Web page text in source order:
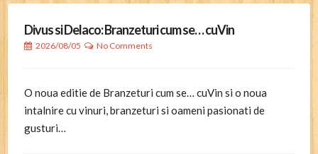
Divus si Delaco: Branzeturi cum se… cuVin
2026/08/05 No Comments
O noua editie de Branzeturi cum se… cuVin si o noua
intalnire cu vinuri, branzeturi si oameni pasionati de
gusturi…